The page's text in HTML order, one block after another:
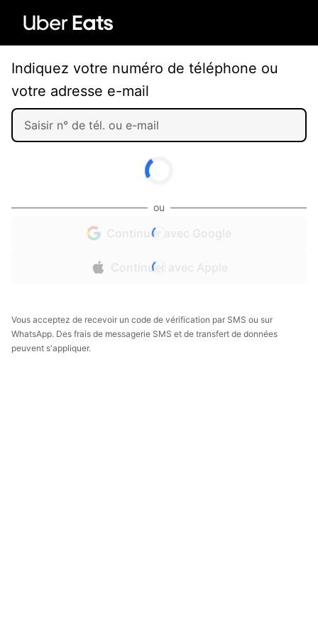
Indiquez votre numéro de téléphone ou
votre adresse e-mail
ou
Continuer avec Google
Continuer avec Apple
Vous acceptez de recevoir un code de vérification par SMS ou sur
WhatsApp. Des frais de messagerie SMS et de transfert de données
peuvent s'appliquer.